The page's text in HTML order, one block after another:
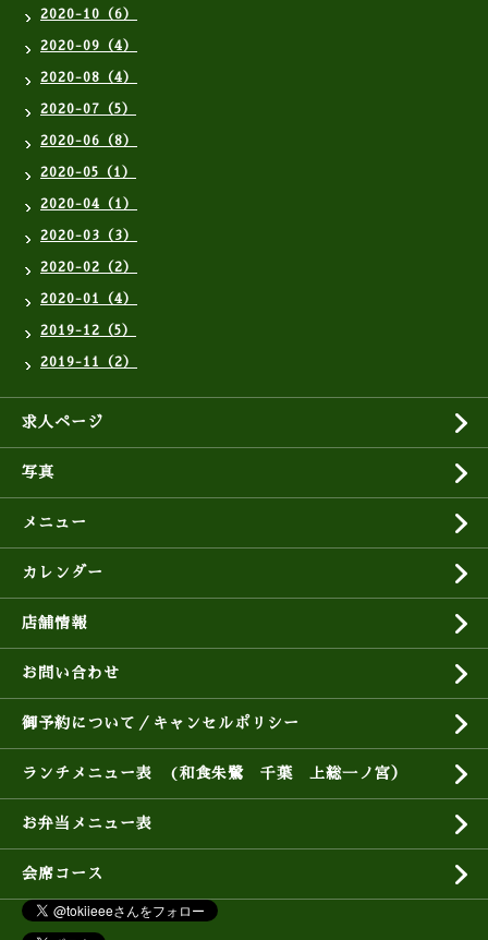
2020-10（6）
2020-09（4）
2020-08（4）
2020-07（5）
2020-06（8）
2020-05（1）
2020-04（1）
2020-03（3）
2020-02（2）
2020-01（4）
2019-12（5）
2019-11（2）
求人ページ
写真
メニュー
カレンダー
店舗情報
お問い合わせ
御予約について／キャンセルポリシー
ランチメニュー表 (和食朱鷺 千葉 上総一ノ宮）
お弁当メニュー表
会席コース